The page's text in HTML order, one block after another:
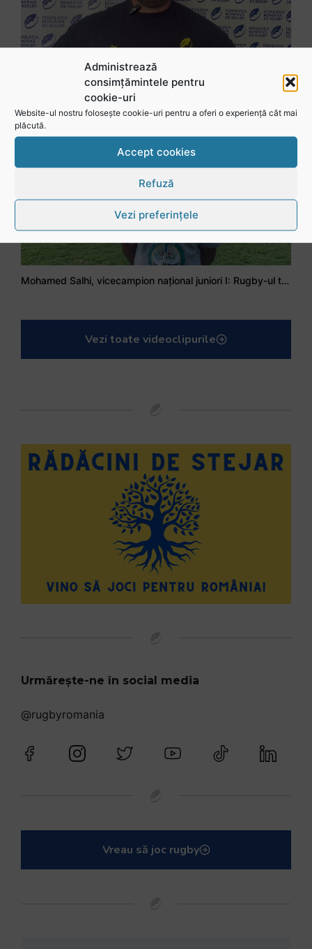
Administrează
consimțămintele pentru
cookie-uri
Website-ul nostru folosește cookie-uri pentru a oferi o experiență cât mai
plăcută.
Accept cookies
Refuză
Vezi preferințele
Stejarul Iulian Hartig: A fost un turneu care a unit mai mult echipa
Mohamed Salhi, vicecampion național juniori I: Rugby-ul te învață să accepți și înfrângerile
Vezi toate videoclipurile
Urmărește-ne în social media
@rugbyromania
Vreau să joc rugby